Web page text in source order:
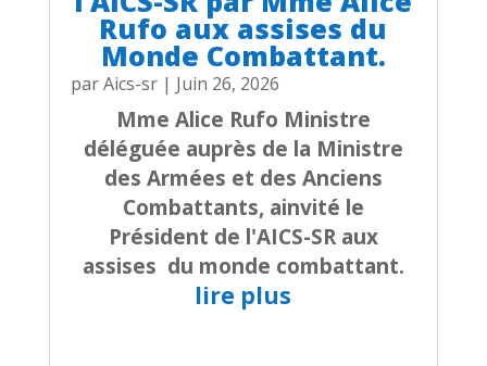
Rufo aux assises du
Monde Combattant.
parAics-sr| Juin 26, 2026
Mme Alice Rufo Ministre
déléguée auprès de la Ministre
des Armées et des Anciens
Combattants, ainvité le
Président de l'AICS-SR aux
assises du monde combattant.
lire plus